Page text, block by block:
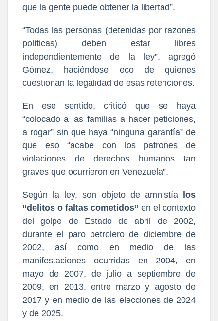
que la gente puede obtener la libertad”.
“Todas las personas (detenidas por razones
políticas) deben estar libres
independientemente de la ley”, agregó
Gómez, haciéndose eco de quienes
cuestionan la legalidad de esas retenciones.
En ese sentido, criticó que se haya
“colocado a las familias a hacer peticiones,
a rogar” sin que haya “ninguna garantía” de
que eso “acabe con los patrones de
violaciones de derechos humanos tan
graves que ocurrieron en Venezuela”.
Según la ley, son objeto de amnistía
los
“delitos o faltas cometidos” en el contexto
del golpe de Estado de abril de 2002,
durante el paro petrolero de diciembre de
2002, así como en medio de las
manifestaciones ocurridas en 2004, en
mayo de 2007, de julio a septiembre de
2009, en 2013, entre marzo y agosto de
2017 y en medio de las elecciones de 2024
y de 2025.